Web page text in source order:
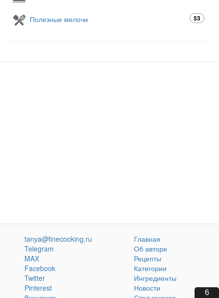
Полезные мелочи 53
4
tanya@finecooking.ru
Telegram
MAX
Facebook
Twitter
Pinterest
Главная
Об авторе
Рецепты
Категории
Ингредиенты
Новости